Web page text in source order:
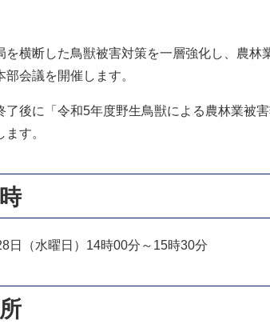
横断した鳥獣被害対策を一層強化し、農林
会議を開催します。
後に「令和5年度野生鳥獣による農林業被
す。
日（水曜日）14時00分～15時30分